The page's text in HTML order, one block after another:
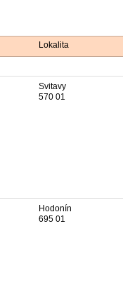
Lokalita
Svitavy
570 01
Hodonín
695 01